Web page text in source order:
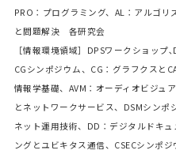
PRO：プログラミング、AL：アルゴ
と問題解決 各研究会
［情報環境領域］DPSワークショップ
CGシンポジウム、CG：グラフクスと
情報学基礎、AVM：オーディオビジュ
とネットワークサービス、DSMシン
ネット運用技術、DD：デジタルドキ
ングとユビキタス通信、CSECシンポ